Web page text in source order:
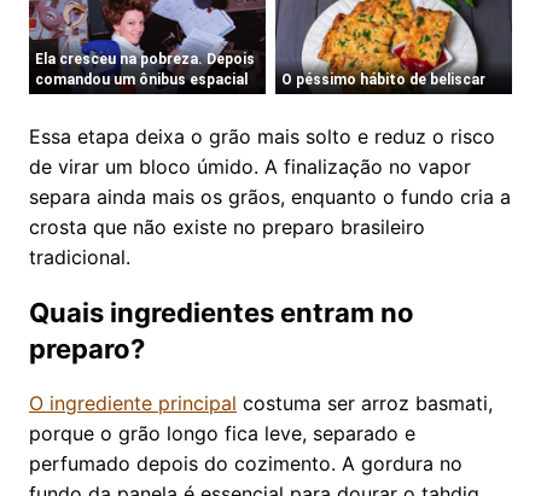
Essa etapa deixa o grão mais solto e reduz o risco
de virar um bloco úmido. A finalização no vapor
separa ainda mais os grãos, enquanto o fundo cria a
crosta que não existe no preparo brasileiro
tradicional.
Quais ingredientes entram no
preparo?
O ingrediente principal costuma ser arroz basmati,
porque o grão longo fica leve, separado e
perfumado depois do cozimento. A gordura no